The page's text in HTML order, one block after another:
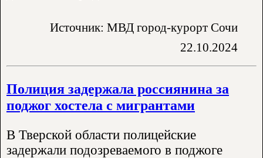
Источник: МВД город-курорт Сочи
22.10.2024
Полиция задержала россиянина за
поджог хостела с мигрантами
В Тверской области полицейские
задержали подозреваемого в поджоге